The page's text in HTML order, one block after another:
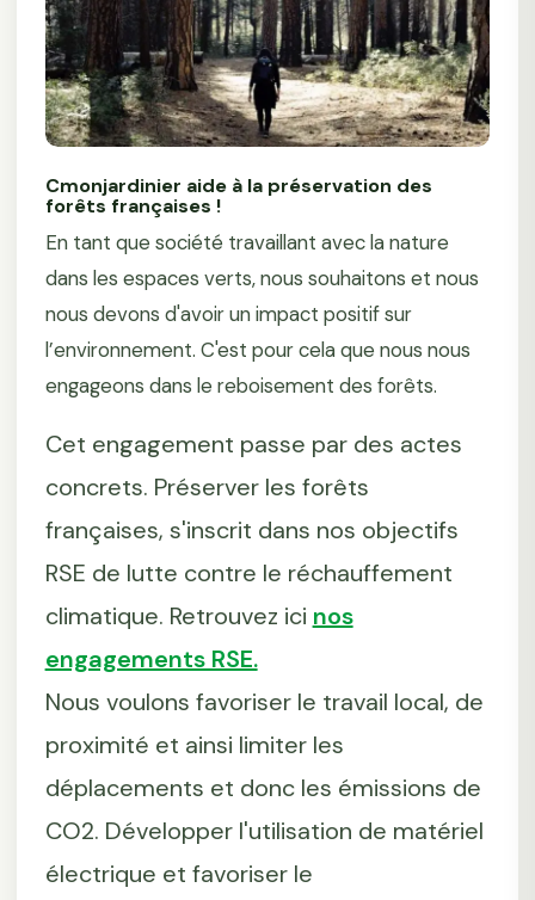
Cmonjardinier aide à la préservation des
forêts françaises !
En tant que société travaillant avec la nature
dans les espaces verts, nous souhaitons et nous
nous devons d'avoir un impact positif sur
l’environnement. C'est pour cela que nous nous
engageons dans le reboisement des forêts.
Cet engagement passe par des actes
concrets. Préserver les forêts
françaises, s'inscrit dans nos objectifs
RSE de lutte contre le réchauffement
climatique. Retrouvez ici nos
engagements RSE.
Nous voulons favoriser le travail local, de
proximité et ainsi limiter les
déplacements et donc les émissions de
CO2. Développer l'utilisation de matériel
électrique et favoriser le